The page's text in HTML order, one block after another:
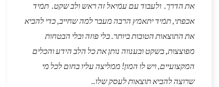
את הדרך. ולעבוד עם עמיאל זה ראש ולב שקט. תמיד
אכפתי, תמיד יתאמץ הרבה מעבר למה שחייב, כדי להביא
את התוצאות הטובות ביותר. בלי פוזה ובלי הבטחות
מפוצצות, בשקט ובענווה נותן את כל הלב הידע והכלים
המקצועיים, ויש לו המון! ממליצה עליו בחום לכל מי
שרוצה להביא תוצאות לעסק שלו..